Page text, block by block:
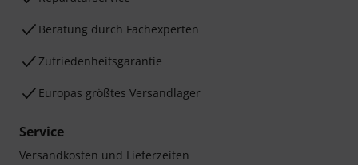
Beratung durch Fachexperten
Zufriedenheitsgarantie
Europas größtes Versandlager
Service
Versandkosten und Lieferzeiten